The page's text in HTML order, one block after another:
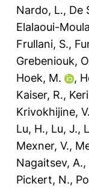
Nardo, L., De
Elalaoui-
Frullani, S.,
Grebeniouk,
Hoek, M.
,
Kaiser, R.,
Krivokhijine,
Lu, H., Lu, J.,
Mexner, V.,
Nagaitsev, A.,
Pickert, N.,